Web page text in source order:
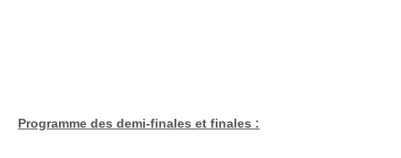
Programme des demi-finales et finales :